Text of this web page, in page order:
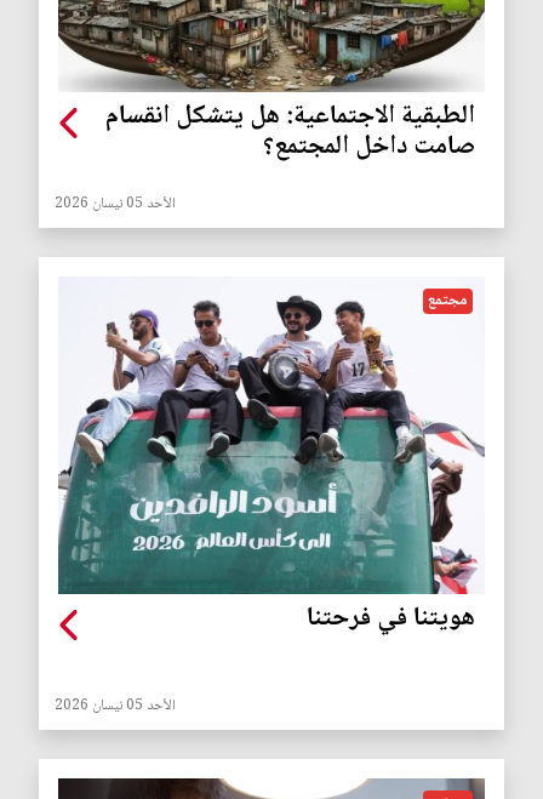
الطبقية الاجتماعية: هل يتشكل انقسام
صامت داخل المجتمع؟
الأحد 05 نيسان 2026
مجتمع
هويتنا في فرحتنا
الأحد 05 نيسان 2026